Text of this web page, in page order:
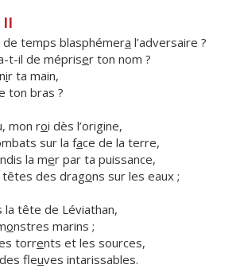
II
de temps blasphémera l’adversaire ?
t-il de mépriser ton nom ?
ir ta main,
ton bras ?
mon roi dès l’origine,
sur la face de la terre,
la mer par ta puissance,
têtes des dragons sur les eaux ;
la tête de Léviathan,
onstres marins ;
torrents et les sources,
fleuves intarissables.